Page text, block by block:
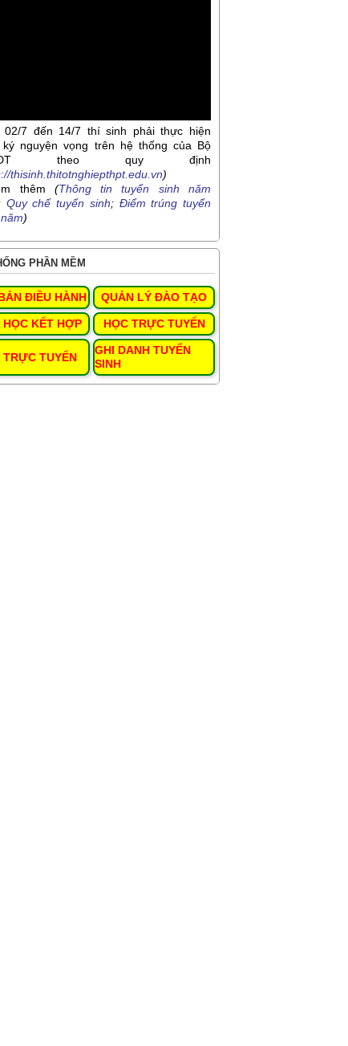
7 đến 14/7 thí sinh phải thực hiện
ký nguyện vọng trên hệ thống của Bộ
theo quy định
thisinh.thitotnghiepthpt.edu.vn)
thêm (Thông tin tuyển sinh năm
Quy chế tuyển sinh; Điểm trúng tuyển
)
PHẦN MỀM
ĐIỀU HÀNH QUẢN LÝ ĐÀO TẠO
HỌC KẾT HỢP HỌC TRỰC TUYẾN
TRỰC TUYẾN
GHI DANH TUYỂN
SINH